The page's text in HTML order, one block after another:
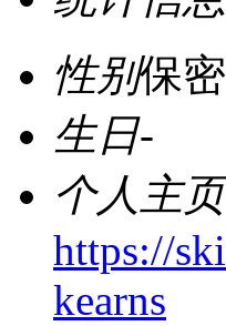
性别保密
生日-
个人主页
https://
kearns